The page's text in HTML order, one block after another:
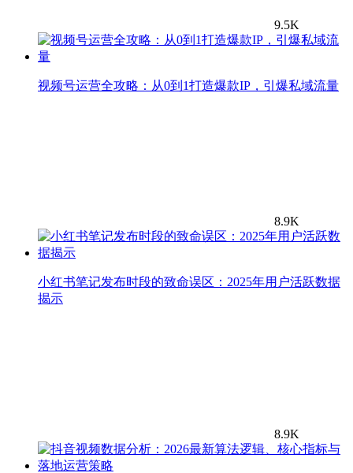
9.5K
视频号运营全攻略：从0到1打造爆款IP，引爆私域流量
8.9K
小红书笔记发布时段的致命误区：2025年用户活跃数据
揭示
8.9K